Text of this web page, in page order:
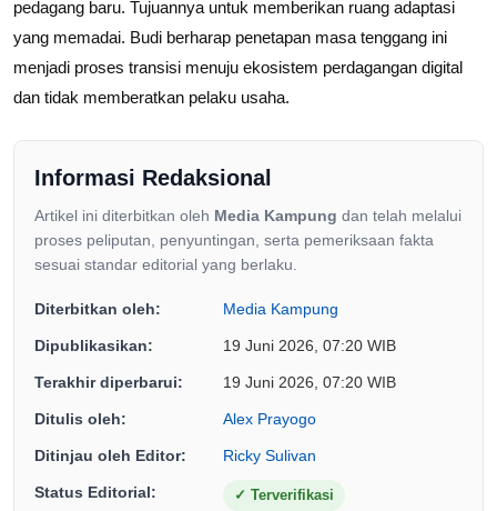
pedagang baru. Tujuannya untuk memberikan ruang adaptasi
yang memadai. Budi berharap penetapan masa tenggang ini
menjadi proses transisi menuju ekosistem perdagangan digital
dan tidak memberatkan pelaku usaha.
Informasi Redaksional
Artikel ini diterbitkan oleh Media Kampung dan telah melalui
proses peliputan, penyuntingan, serta pemeriksaan fakta
sesuai standar editorial yang berlaku.
Diterbitkan oleh: Media Kampung
Dipublikasikan: 19 Juni 2026, 07:20 WIB
Terakhir diperbarui: 19 Juni 2026, 07:20 WIB
Ditulis oleh: Alex Prayogo
Ditinjau oleh Editor: Ricky Sulivan
Status Editorial: ✓ Terverifikasi